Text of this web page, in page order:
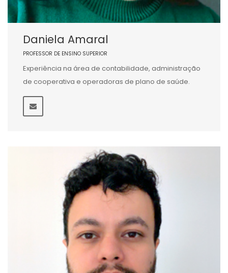
Daniela Amaral
PROFESSOR DE ENSINO SUPERIOR
Experiência na área de contabilidade, administração
de cooperativa e operadoras de plano de saúde.